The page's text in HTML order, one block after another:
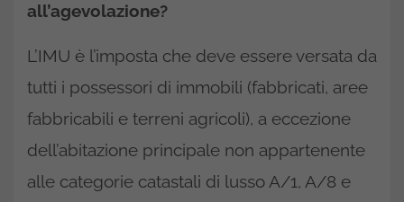
all’agevolazione?
L’IMU è l’imposta che deve essere versata da
tutti i possessori di immobili (fabbricati, aree
fabbricabili e terreni agricoli), a eccezione
dell’abitazione principale non appartenente
alle categorie catastali di lusso A/1, A/8 e